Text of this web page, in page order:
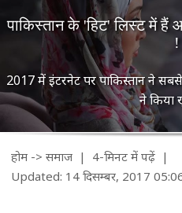
पाकिस्तान के 'हिट' लिस्ट में हैं
!
2017 में इंटरनेट पर पाकिस्तान ने
ने किया
होम-> समाज | 4-मिनट में पढ़ें |
Updated: 14 दिसम्बर, 2017